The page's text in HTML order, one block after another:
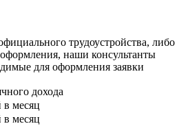
трудоустройства, либо
наши консультанты
для оформления заявки
дохода
в месяц
в месяц